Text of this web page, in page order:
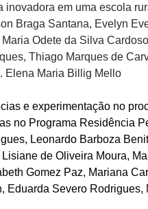
em uma escola
Braga Santana, Evelyn
Odete da Silva
Thiago Marques de
Elena Maria Billig Mello
e experimentação no
no Programa Residência
Leonardo Barboza
de Oliveira Moura,
Gomez Paz, Mariana
Eduarda Severo Rodrigues,